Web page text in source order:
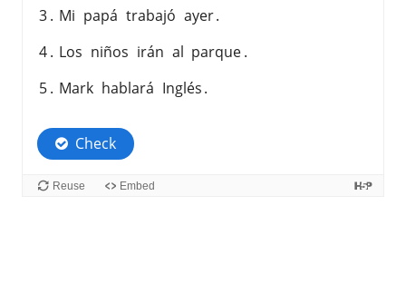
3. Mi papá trabajó ayer.
4. Los niños irán al parque.
5. Mark hablará Inglés.
Check
Reuse Embed